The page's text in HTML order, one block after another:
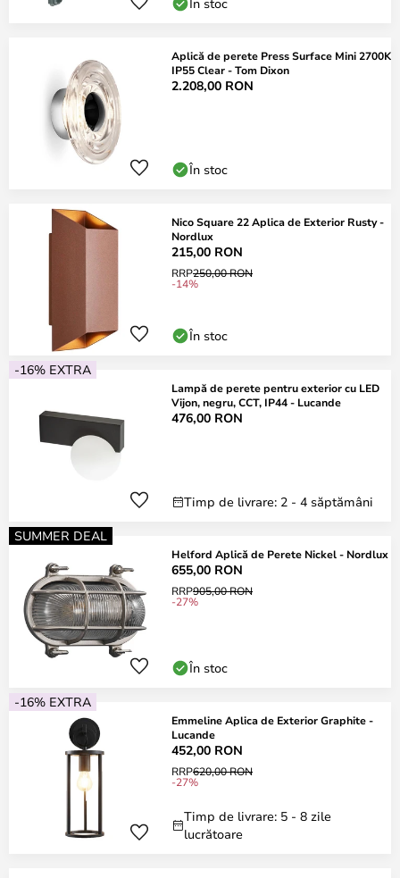
Aplică de perete Press Surface Mini 2700K
IP55 Clear - Tom Dixon
2.208,00 RON
În stoc
Nico Square 22 Aplica de Exterior Rusty -
Nordlux
215,00 RON
RRP250,00 RON
-14%
În stoc
-16% EXTRA
Lampă de perete pentru exterior cu LED
Vijon, negru, CCT, IP44 - Lucande
476,00 RON
Timp de livrare: 2 - 4 săptămâni
SUMMER DEAL
Helford Aplică de Perete Nickel - Nordlux
655,00 RON
RRP905,00 RON
-27%
În stoc
-16% EXTRA
Emmeline Aplica de Exterior Graphite -
Lucande
452,00 RON
RRP620,00 RON
-27%
Timp de livrare: 5 - 8 zile
lucrătoare